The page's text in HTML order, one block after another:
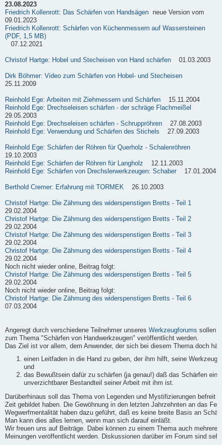
23.08.2023
Friedrich Kollenrott: Das Schärfen von Handsägen neue Version vom
09.01.2023
Friedrich Kollenrott: Schärfen von Küchenmessern auf Wassersteinen
(PDF, 1,5 MB)
07.12.2021
Christof Hartge: Hobel und Stecheisen von Hand schärfen 01.03.2003
Dirk Böhmer: Video zum Schärfen von Hobel- und Stecheisen
25.11.2009
Reinhold Ege: Arbeiten mit Ziehmessern und Schärfen 15.11.2004
Reinhold Ege: Drechseleisen schärfen - der schräge Flachmeißel
29.05.2003
Reinhold Ege: Drechseleisen schärfen - Schruppröhren 27.08.2003
Reinhold Ege: Verwendung und Schärfen des Stichels 27.09.2003
Reinhold Ege: Schärfen der Röhren für Querholz - Schalenröhren
19.10.2003
Reinhold Ege: Schärfen der Röhren für Langholz 12.11.2003
Reinhold Ege: Schärfen von Drechslerwerkzeugen: Schaber 17.01.2004
Berthold Cremer: Erfahrung mit TORMEK 26.10.2003
Christof Hartge: Die Zähmung des widerspenstigen Bretts - Teil 1
29.02.2004
Christof Hartge: Die Zähmung des widerspenstigen Bretts - Teil 2
29.02.2004
Christof Hartge: Die Zähmung des widerspenstigen Bretts - Teil 3
29.02.2004
Christof Hartge: Die Zähmung des widerspenstigen Bretts - Teil 4
29.02.2004
Noch nicht wieder online, Beitrag folgt:
Christof Hartge: Die Zähmung des widerspenstigen Bretts - Teil 5
29.02.2004
Noch nicht wieder online, Beitrag folgt:
Christof Hartge: Die Zähmung des widerspenstigen Bretts - Teil 6
07.03.2004
Angeregt durch verschiedene Teilnehmer unseres Werkzeugforums sollen
zum Thema "Schärfen von Handwerkzeugen" veröffentlicht werden.
Das Ziel ist vor allem, dem Anwender, der sich bei diesem Thema doch
einen Leitfaden in die Hand zu geben, der ihm hilft, seine
und
das Bewußtsein dafür zu schärfen (ja genau!) daß das Schärfen
unverzichtbarer Bestandteil seiner Arbeit mit ihm ist.
Darüberhinaus soll das Thema von Legenden und Mystifizierungen befreit
Zeit gebildet haben. Die Gewöhnung in den letzten Jahrzehnten an das
Wegwerfmentalität haben dazu geführt, daß es keine breite Basis an
Man kann dies alles lernen, wenn man sich darauf einläßt.
Wir freuen uns auf Beiträge. Dabei können zu einem Thema auch mehrere
Meinungen veröffentlicht werden. Diskussionen darüber im Forum sind